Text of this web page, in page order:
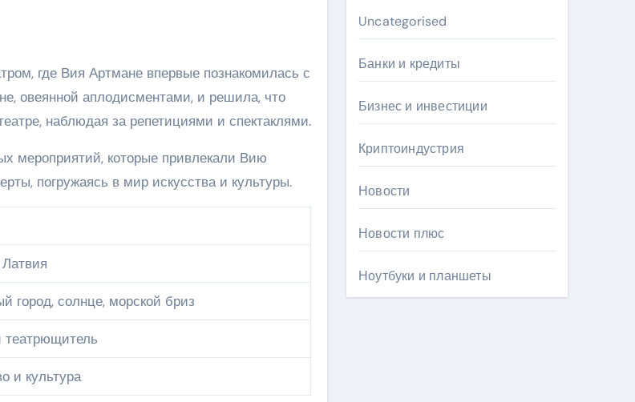
где Вия Артмане впервые познакомилась с
овеянной аплодисментами, и решила, что
наблюдая за репетициями и спектаклями.
мероприятий, которые привлекали Вию
погружаясь в мир искусства и культуры.
город, солнце, морской бриз
и культура
Uncategorised
Банки и кредиты
Бизнес и инвестиции
Криптоиндустрия
Новости
Новости плюс
Ноутбуки и планшеты